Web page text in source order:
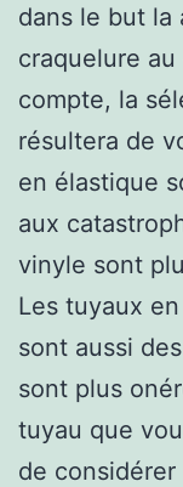
dans le but la
craquelure
compte, la
résultera de
en élastique
aux
vinyle sont
Les tuyaux
sont aussi
sont plus
tuyau que
de